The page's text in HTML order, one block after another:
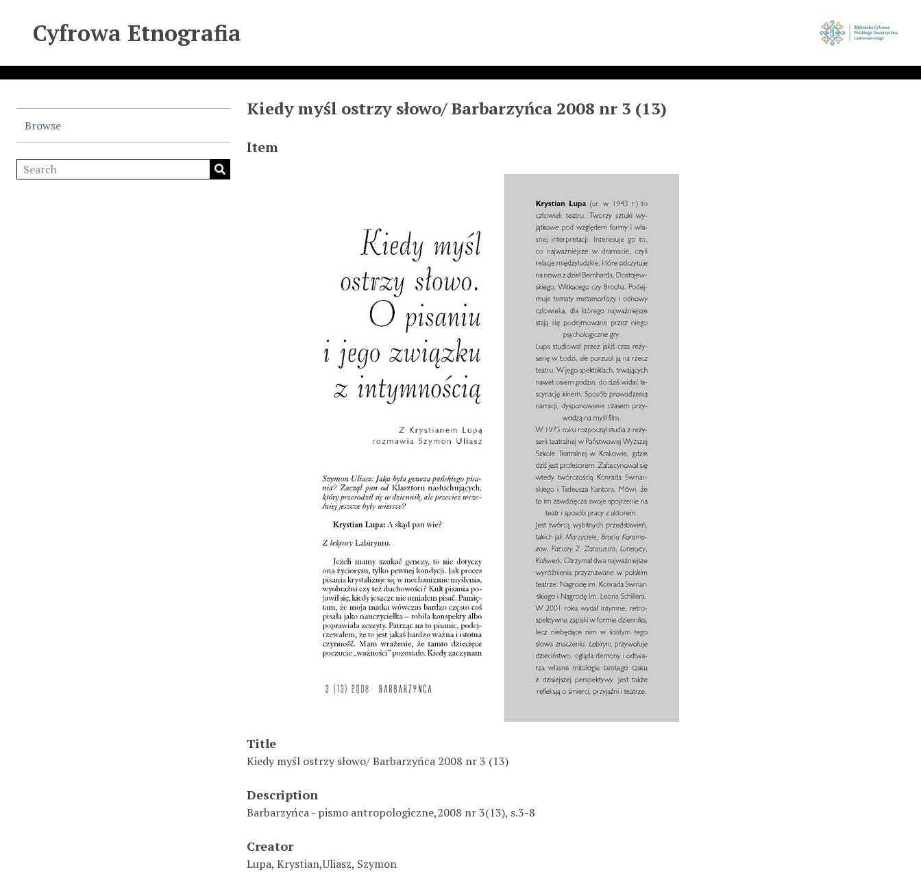
Cyfrowa Etnografia
Browse
Kiedy myśl ostrzy słowo/ Barbarzyńca 2008 nr 3 (13)
Item
Title
Kiedy myśl ostrzy słowo/ Barbarzyńca 2008 nr 3 (13)
Description
Barbarzyńca - pismo antropologiczne,2008 nr 3(13), s.3-8
Creator
Lupa, Krystian,Uliasz, Szymon